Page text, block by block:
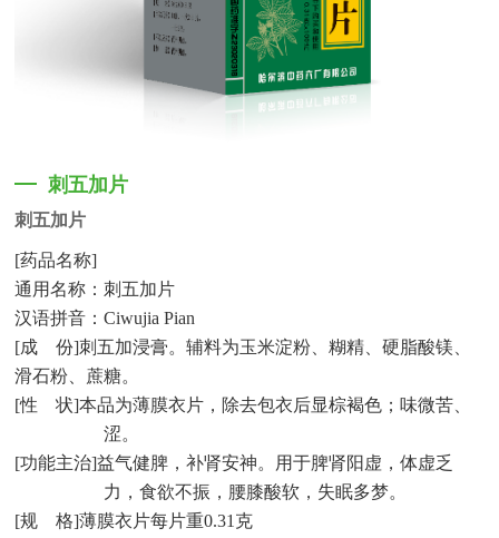
刺五加片
刺五加片
[药品名称]
通用名称：刺五加片
汉语拼音：Ciwujia Pian
[成 份]刺五加浸膏。辅料为玉米淀粉、糊精、硬脂酸镁、
滑石粉、蔗糖。
[性 状]本品为薄膜衣片，除去包衣后显棕褐色；味微苦、
涩。
[功能主治]益气健脾，补肾安神。用于脾肾阳虚，体虚乏
力，食欲不振，腰膝酸软，失眠多梦。
[规 格]薄膜衣片每片重0.31 克